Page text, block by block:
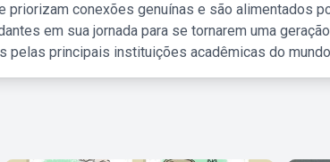
priorizam conexões genuínas e são alimentados
em sua jornada para se tornarem uma
pelas principais instituições acadêmicas do